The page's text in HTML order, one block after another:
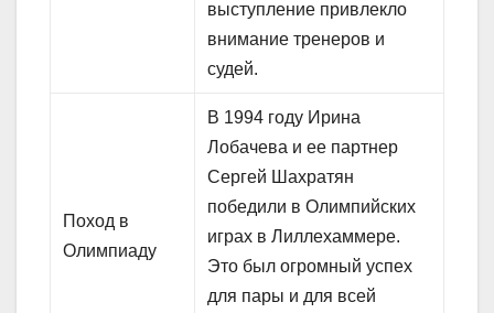
выступление привлекло
внимание тренеров и
судей.
Поход в
Олимпиаду
В 1994 году Ирина
Лобачева и ее партнер
Сергей Шахратян
победили в Олимпийских
играх в Лиллехаммере.
Это был огромный успех
для пары и для всей